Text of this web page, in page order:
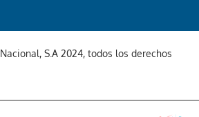
ACEPTAR
S.A 2024, todos los derechos